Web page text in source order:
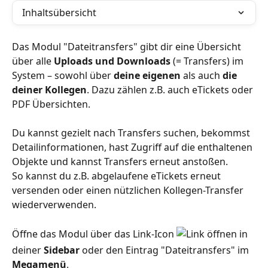
Inhaltsübersicht
Das Modul "Dateitransfers" gibt dir eine Übersicht
über alle Uploads und Downloads (= Transfers) im
System – sowohl über deine eigenen als auch die
deiner Kollegen. Dazu zählen z.B. auch eTickets oder
PDF Übersichten.
Du kannst gezielt nach Transfers suchen, bekommst
Detailinformationen, hast Zugriff auf die enthaltenen
Objekte und kannst Transfers erneut anstoßen.
So kannst du z.B. abgelaufene eTickets erneut
versenden oder einen nützlichen Kollegen-Transfer
wiederverwenden.
Öffne das Modul über das Link-Icon
in
deiner Sidebar oder den Eintrag "Dateitransfers" im
Megamenü.